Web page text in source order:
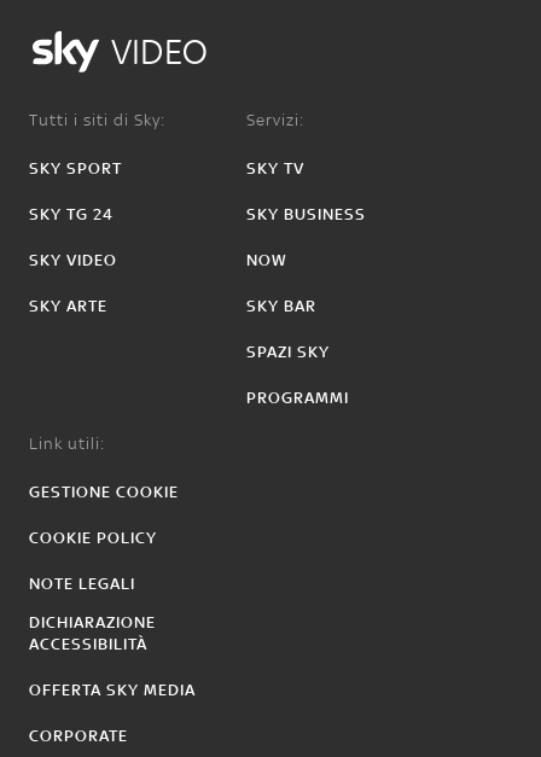
VIDEO
Tutti i siti di Sky:
SKY SPORT
SKY TG 24
SKY VIDEO
SKY ARTE
Servizi:
SKY TV
SKY BUSINESS
NOW
SKY BAR
SPAZI SKY
PROGRAMMI
Link utili:
GESTIONE COOKIE
COOKIE POLICY
NOTE LEGALI
DICHIARAZIONE
ACCESSIBILITÀ
OFFERTA SKY MEDIA
CORPORATE